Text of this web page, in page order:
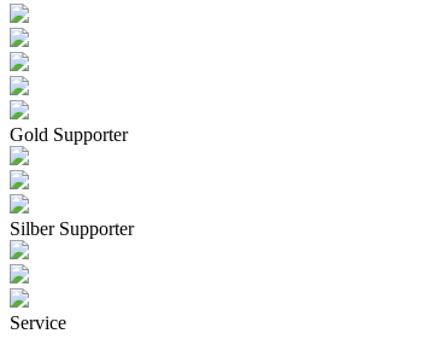
Gold Supporter
Silber Supporter
Service